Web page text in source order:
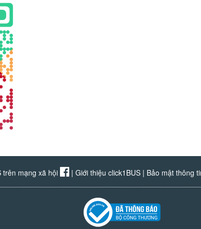
trên mạng xã hội | Giới thiệu click1BUS| Bảo mật thông